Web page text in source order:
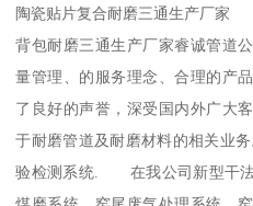
陶瓷贴片复合耐磨三通生产厂家
背包耐磨三通生产厂家睿诚管道
量管理、的服务理念、合理的产
了良好的声誉，深受国内外广大
于耐磨管道及耐磨材料的相关业
验检测系统. 在我公司新型干法